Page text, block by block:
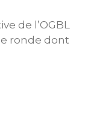
de l’OGBL
ronde dont